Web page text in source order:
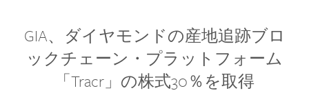
GIA、ダイヤモンドの産地追跡ブロ
ックチェーン・プラットフォーム
「Tracr」の株式30％を取得